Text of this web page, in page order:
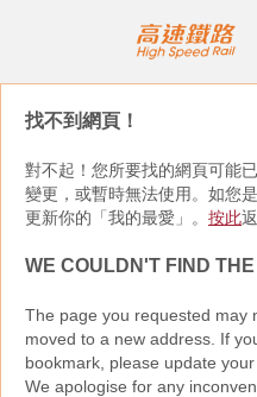
找不到網頁！
對不起！您所要找的網頁可能
變更，或暫時無法使用。如您
更新你的「我的最愛」。 按此
WE COULDN'T FIND
The page you requested may
moved to a new address. If
bookmark, please update your
We apologise for any